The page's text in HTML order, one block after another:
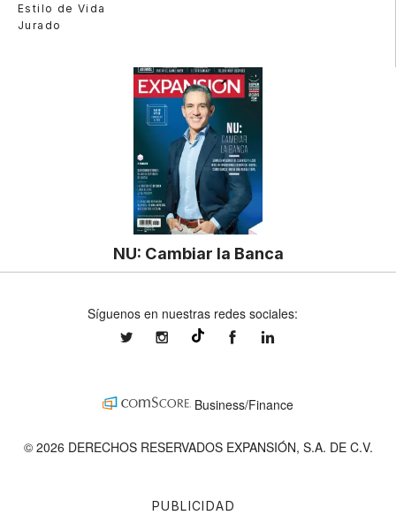
Estilo de Vida
Jurado
NU: Cambiar la Banca
PUBLICIDAD
Síguenos en nuestras redes sociales:
expansionmxexpansionmx ExpansionMex
Business/Finance
© 2026 DERECHOS RESERVADOS EXPANSIÓN, S.A. DE C.V.